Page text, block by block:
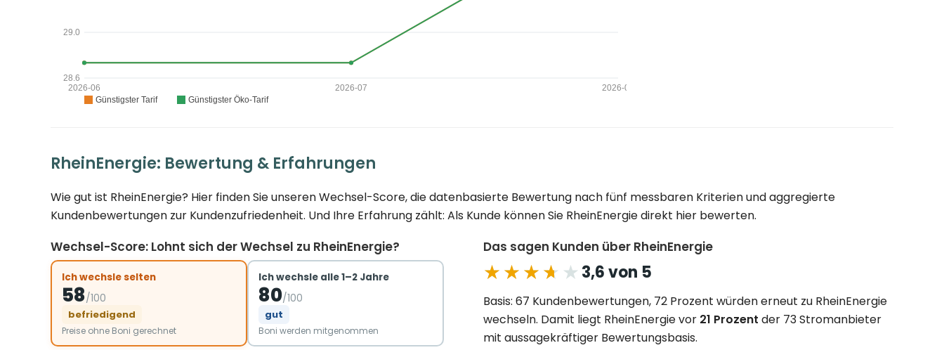
RheinEnergie: Bewertung & Erfahrungen
Wie gut ist RheinEnergie? Hier finden Sie unseren Wechsel-Score, die datenbasierte Bewertung nach fünf messbaren Kriterien und aggregierte
Kundenbewertungen zur Kundenzufriedenheit. Und Ihre Erfahrung zählt: Als Kunde können Sie RheinEnergie direkt hier bewerten.
Wechsel-Score: Lohnt sich der Wechsel zu RheinEnergie?
Ich wechsle selten
58/100
befriedigend
Preise ohne Boni gerechnet
Ich wechsle alle 1–2 Jahre
80/100
gut
Boni werden mitgenommen
Das sagen Kunden über RheinEnergie
★★★★★
★★★★★ 3,6 von 5
Basis: 67 Kundenbewertungen, 72 Prozent würden erneut zu RheinEnergie
wechseln. Damit liegt RheinEnergie vor 21 Prozent der 73 Stromanbieter
mit aussagekräftiger Bewertungsbasis.